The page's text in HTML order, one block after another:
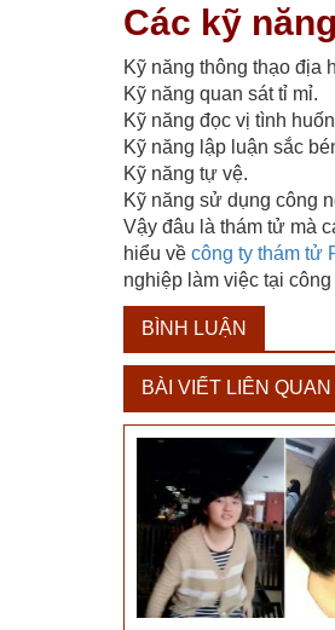
Các kỹ
Kỹ năng thông thạo địa
Kỹ năng quan sát tỉ mỉ.
Kỹ năng đọc vị tình
Kỹ năng lập luận sắc
Kỹ năng tự vệ.
Kỹ năng sử dụng công
Vậy đâu là thám tử mà
hiểu về công ty thám tử
nghiệp làm việc tại công
BÌNH LUẬN
BÀI VIẾT LIÊN QUAN